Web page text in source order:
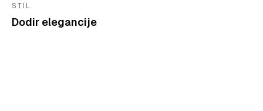
STIL
Dodir elegancije